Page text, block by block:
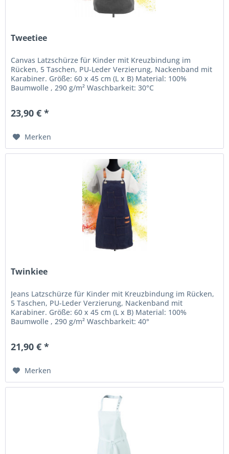
Tweetiee
Canvas Latzschürze für Kinder mit Kreuzbindung im
Rücken, 5 Taschen, PU-Leder Verzierung, Nackenband mit
Karabiner. Größe: 60 x 45 cm (L x B) Material: 100%
Baumwolle , 290 g/m² Waschbarkeit: 30°C
23,90 € *
Merken
Twinkiee
Jeans Latzschürze für Kinder mit Kreuzbindung im Rücken,
5 Taschen, PU-Leder Verzierung, Nackenband mit
Karabiner. Größe: 60 x 45 cm (L x B) Material: 100%
Baumwolle , 290 g/m² Waschbarkeit: 40°
21,90 € *
Merken